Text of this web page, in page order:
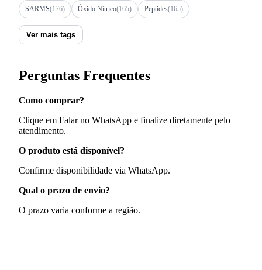
SARMS(176) Óxido Nítrico(165) Peptides(165)
Ver mais tags
Perguntas Frequentes
Como comprar?
Clique em Falar no WhatsApp e finalize diretamente pelo
atendimento.
O produto está disponível?
Confirme disponibilidade via WhatsApp.
Qual o prazo de envio?
O prazo varia conforme a região.